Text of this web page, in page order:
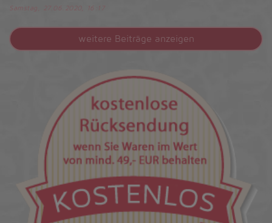
Samstag, 27.06.2020, 16:17
weitere Beiträge anzeigen